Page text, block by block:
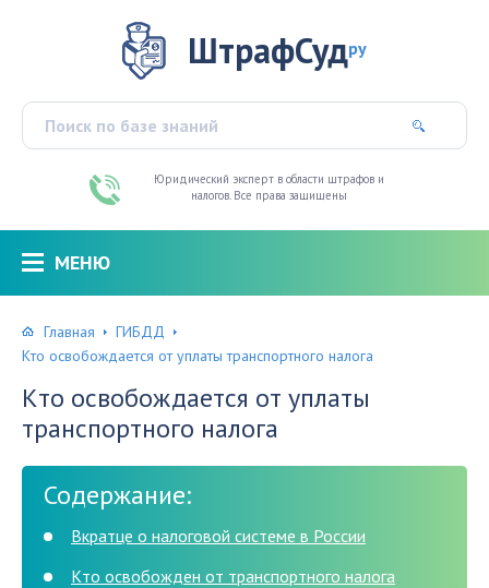
ШтрафСудру
Юридический эксперт в области штрафов и
налогов. Все права защищены
МЕНЮ
Главная
ГИБДД
Кто освобождается от уплаты транспортного налога
Кто освобождается от уплаты
транспортного налога
Содержание:
Вкратце о налоговой системе в России
Кто освобожден от транспортного налога